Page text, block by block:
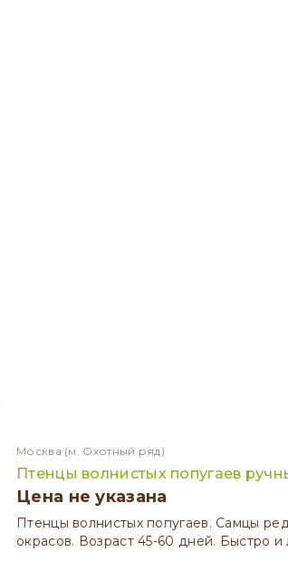
Москва (м. Охотный ряд)
Птенцы волнистых попугаев
Цена не указана
Птенцы волнистых попугаев. Самцы
окрасов. Возраст 45-60 дней. Быстро